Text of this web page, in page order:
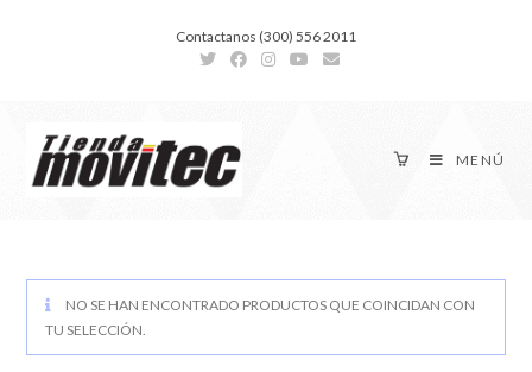
Contactanos (300) 556 2011
MENÚ
NO SE HAN ENCONTRADO PRODUCTOS QUE COINCIDAN CON
TU SELECCIÓN.